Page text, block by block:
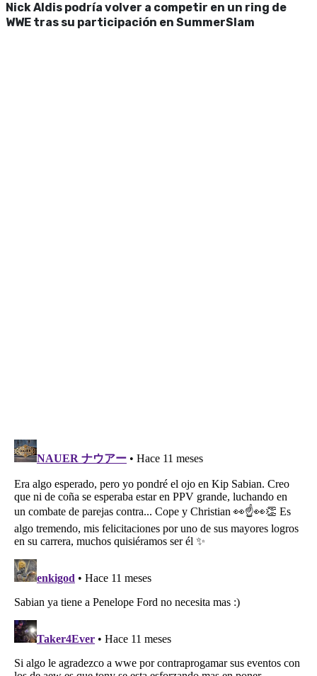
Nick Aldis podría volver a competir en un ring de
WWE tras su participación en SummerSlam